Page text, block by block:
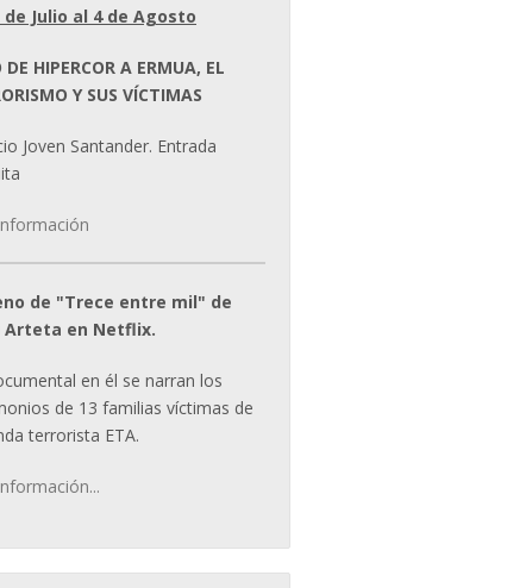
de Julio al 4 de Agosto
DE HIPERCOR A ERMUA, EL
Y SUS VÍCTIMAS
Joven Santander. Entrada
de "Trece entre mil" de
Arteta en Netflix.
en él se narran los
de 13 familias víctimas de
terrorista ETA.